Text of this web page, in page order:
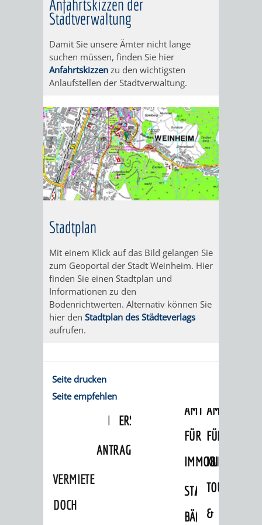
HILFE
MENSCHEN
MIT
BEHINDERUNG
MENSCHEN
MIT
DEMENZ
MIGRANTEN
/
FLÜCHTLINGE
BAUHERREN
BAUHERRENBERATUNG
GRUNDSTÜCKSWERTERMITTLUNG
DENKMALSCHUTZ
UNTEREN
DENKMALSCHUTZBEHÖRDE
IM
BEREICH
DENKMALSCHUTZ
OFFENEN
DENKMALS
VERKAUF
STÄDTISCHER
VERKAUF
STÄDTISCHER
HÄUSER
LIEGENSCHAFTEN
ERSCHLIESSUNGSBEITRAG
ANTRAGSVERFAHREN
VERMIETE
DOCH
/
SITZUNGSUNTERLAGEN
UMLEGUNGSAUSSCHUSS
BERATENDE
AUSSCHÜSSE
RATHAUS
BÜRGERMEISTER
/
DEZERNATE
ÄMTER
FÜR FÜR
AMT
FÜR
STABSSTELLE
BÄDER
HOCHBAU
(PLANUNG
AMT
FÜR
KULTUR,
TOURISMUS
&
Anfahrtskizzen der
Stadtverwaltung
Damit Sie unsere Ämter nicht lange
suchen müssen, finden Sie hier
Anfahrtskizzen zu den wichtigsten
Anlaufstellen der Stadtverwaltung.
Stadtplan
Mit einem Klick auf das Bild gelangen Sie
zum Geoportal der Stadt Weinheim. Hier
finden Sie einen Stadtplan und
Informationen zu den
Bodenrichtwerten. Alternativ können Sie
hier den Stadtplan des Städteverlags
aufrufen.
Seite drucken
Seite empfehlen